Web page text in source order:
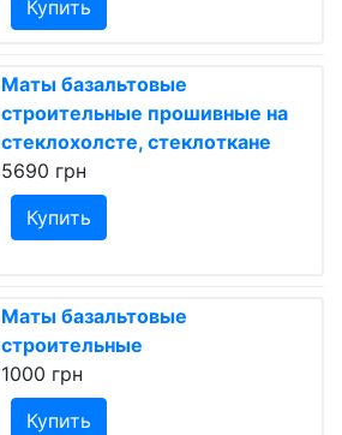
Купить
Маты базальтовые
строительные прошивные на
стеклохолсте, стеклоткане
5690 грн
Купить
Маты базальтовые
строительные
1000 грн
Купить